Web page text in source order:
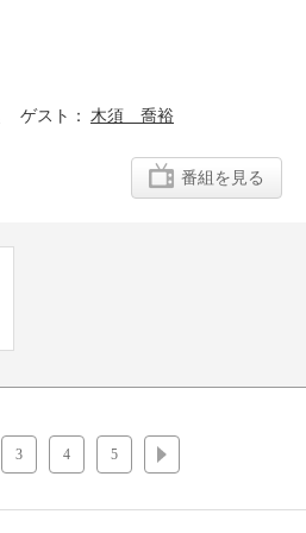
ゲスト 木須 喬裕
番組を見る
3 4 5